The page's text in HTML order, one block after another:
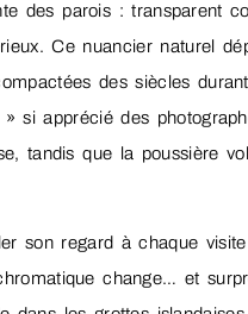
des parois : transparent
Ce nuancier naturel
des siècles
si apprécié des
tandis que la poussière
son regard à chaque
change… et